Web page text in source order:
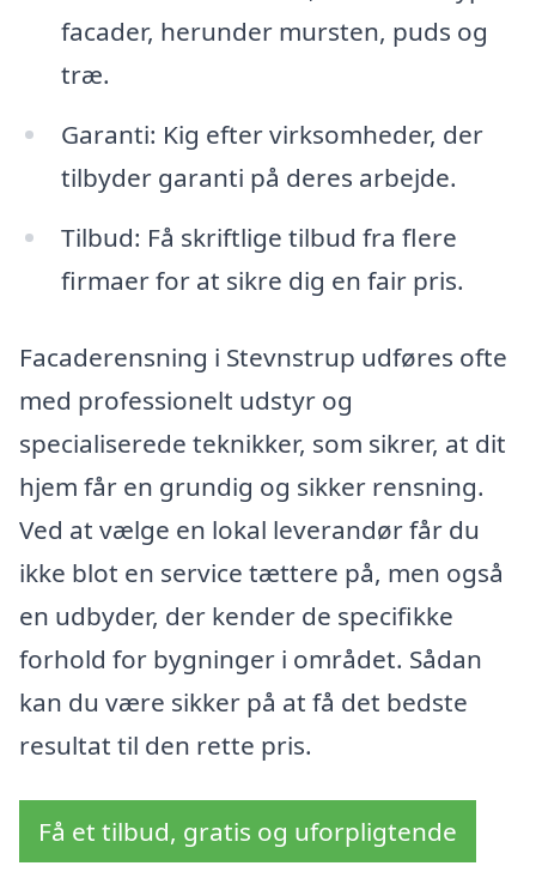
facader, herunder mursten, puds og
træ.
Garanti: Kig efter virksomheder, der
tilbyder garanti på deres arbejde.
Tilbud: Få skriftlige tilbud fra flere
firmaer for at sikre dig en fair pris.
Facaderensning i Stevnstrup udføres ofte
med professionelt udstyr og
specialiserede teknikker, som sikrer, at dit
hjem får en grundig og sikker rensning.
Ved at vælge en lokal leverandør får du
ikke blot en service tættere på, men også
en udbyder, der kender de specifikke
forhold for bygninger i området. Sådan
kan du være sikker på at få det bedste
resultat til den rette pris.
Få et tilbud, gratis og uforpligtende